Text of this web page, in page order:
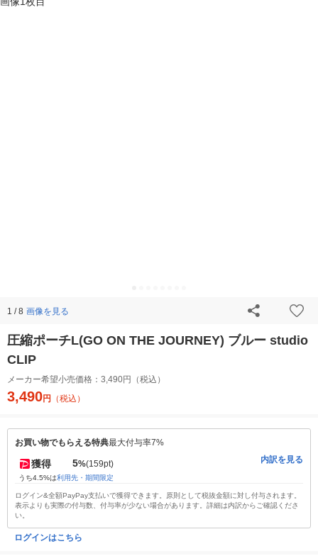
1 / 8 画像を見る
圧縮ポーチL(GO ON THE JOURNEY) ブルー studio
CLIP
メーカー希望小売価格： 3,490円（税込）
3,490円 （税込）
お買い物でもらえる特典最大付与率7%
獲得 5%(159pt)
うち4.5%は利用先・期間限定
内訳を見る
ログイン&全額PayPay支払いで獲得できます。原則として税抜金額に対し付与されます。
表示よりも実際の付与数、付与率が少ない場合があります。詳細は内訳からご確認くださ
い。
ログインはこちら